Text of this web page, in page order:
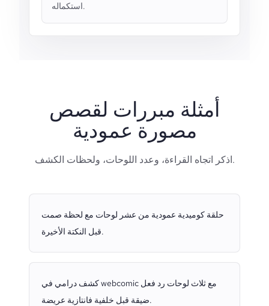
استكماله.
أمثلة مبررات لقصص
مصورة عمودية
اذكر اتجاه القراءة، وعدد اللوحات، ولحظات الكشف.
حلقة كوميدية عمودية من عشر لوحات مع لحظة صمت
قبل النكتة الأخيرة.
كشف درامي في webcomic مع ثلاث لوحات رد فعل
ضيقة قبل خلفية فانتازية عريضة.